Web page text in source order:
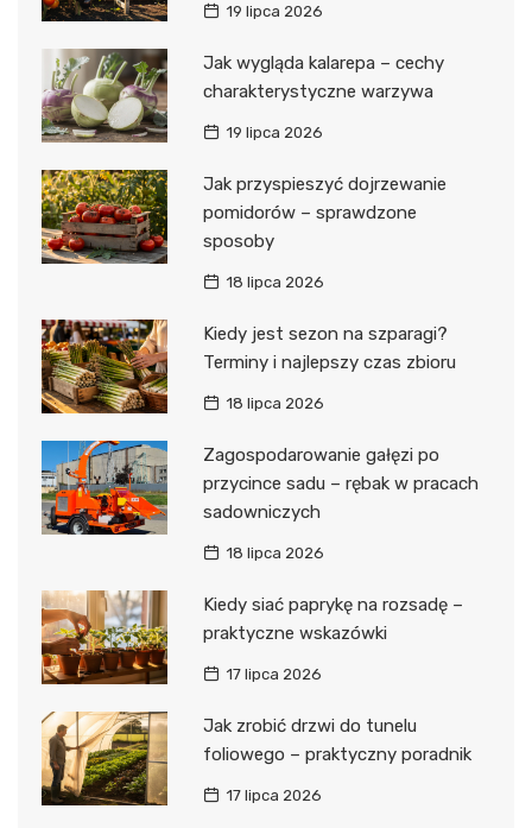
19 lipca 2026
Jak wygląda kalarepa – cechy
charakterystyczne warzywa
19 lipca 2026
Jak przyspieszyć dojrzewanie
pomidorów – sprawdzone
sposoby
18 lipca 2026
Kiedy jest sezon na szparagi?
Terminy i najlepszy czas zbioru
18 lipca 2026
Zagospodarowanie gałęzi po
przycince sadu – rębak w pracach
sadowniczych
18 lipca 2026
Kiedy siać paprykę na rozsadę –
praktyczne wskazówki
17 lipca 2026
Jak zrobić drzwi do tunelu
foliowego – praktyczny poradnik
17 lipca 2026